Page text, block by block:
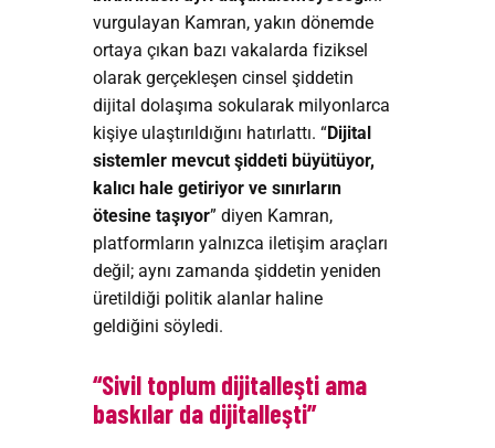
vurgulayan Kamran, yakın dönemde
ortaya çıkan bazı vakalarda fiziksel
olarak gerçekleşen cinsel şiddetin
dijital dolaşıma sokularak milyonlarca
kişiye ulaştırıldığını hatırlattı. “Dijital
sistemler mevcut şiddeti büyütüyor,
kalıcı hale getiriyor ve sınırların
ötesine taşıyor” diyen Kamran,
platformların yalnızca iletişim araçları
değil; aynı zamanda şiddetin yeniden
üretildiği politik alanlar haline
geldiğini söyledi.
“Sivil toplum dijitalleşti ama
baskılar da dijitalleşti”